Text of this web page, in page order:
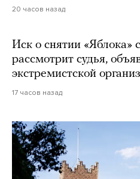
20 часов назад
Иск о снятии «Яблока»
рассмотрит судья,
экстремистской
17 часов назад